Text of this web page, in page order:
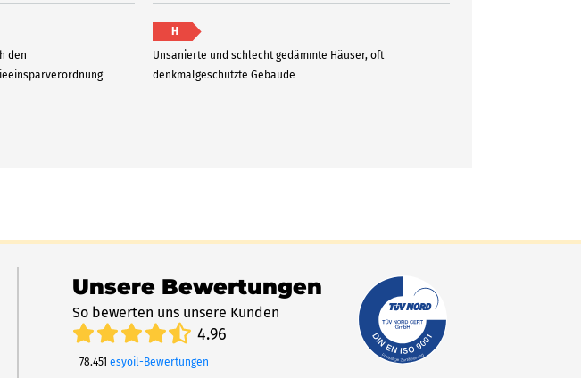
den
H
Unsanierte und schlecht gedämmte Häuser, oft
denkmalgeschützte Gebäude
Unsere Bewertungen
So bewerten uns unsere Kunden
4.96
78.451 esyoil-Bewertungen